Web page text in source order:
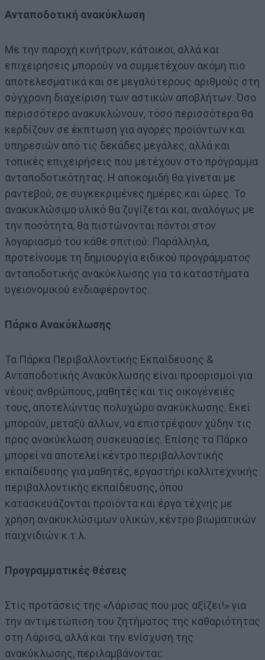
Ανταποδοτική ανακύκλωση
Με την παροχή κινήτρων, κάτοικοι, αλλά και
επιχειρήσεις μπορούν να συμμετέχουν ακόμη πιο
αποτελεσματικά και σε μεγαλύτερους αριθμούς στη
σύγχρονη διαχείριση των αστικών αποβλήτων. Όσο
περισσότερο ανακυκλώνουν, τόσο περισσότερα θα
κερδίζουν σε έκπτωση για αγορές προϊόντων και
υπηρεσιών από τις δεκάδες μεγάλες, αλλά και
τοπικές επιχειρήσεις που μετέχουν στο πρόγραμμα
ανταποδοτικότητας. Η αποκομιδή θα γίνεται με
ραντεβού, σε συγκεκριμένες ημέρες και ώρες. Το
ανακυκλώσιμο υλικό θα ζυγίζεται και, αναλόγως με
την ποσότητα, θα πιστώνονται πόντοι στον
λογαριασμό του κάθε σπιτιού. Παράλληλα,
προτείνουμε τη δημιουργία ειδικού προγράμματος
ανταποδοτικής ανακύκλωσης για τα καταστήματα
υγειονομικού ενδιαφέροντος.
Πάρκο Ανακύκλωσης
Τα Πάρκα Περιβαλλοντικής Εκπαίδευσης &
Ανταποδοτικής Ανακύκλωσης είναι προορισμοί για
νέους ανθρώπους, μαθητές και τις οικογένειές
τους, αποτελώντας πολυχώρο ανακύκλωσης. Εκεί
μπορούν, μεταξύ άλλων, να επιστρέφουν χύδην τις
προς ανακύκλωση συσκευασίες. Επίσης το Πάρκο
μπορεί να αποτελεί κέντρο περιβαλλοντικής
εκπαίδευσης για μαθητές, εργαστήρι καλλιτεχνικής
περιβαλλοντικής εκπαίδευσης, όπου
κατασκευάζονται προϊόντα και έργα τέχνης με
χρήση ανακυκλώσιμων υλικών, κέντρο βιωματικών
παιχνιδιών κ.τ.λ.
Προγραμματικές θέσεις
Στις προτάσεις της «Λάρισας που μας αξίζει!» για
την αντιμετώπιση του ζητήματος της καθαριότητας
στη Λάρισα, αλλά και την ενίσχυση της
ανακύκλωσης, περιλαμβάνονται: